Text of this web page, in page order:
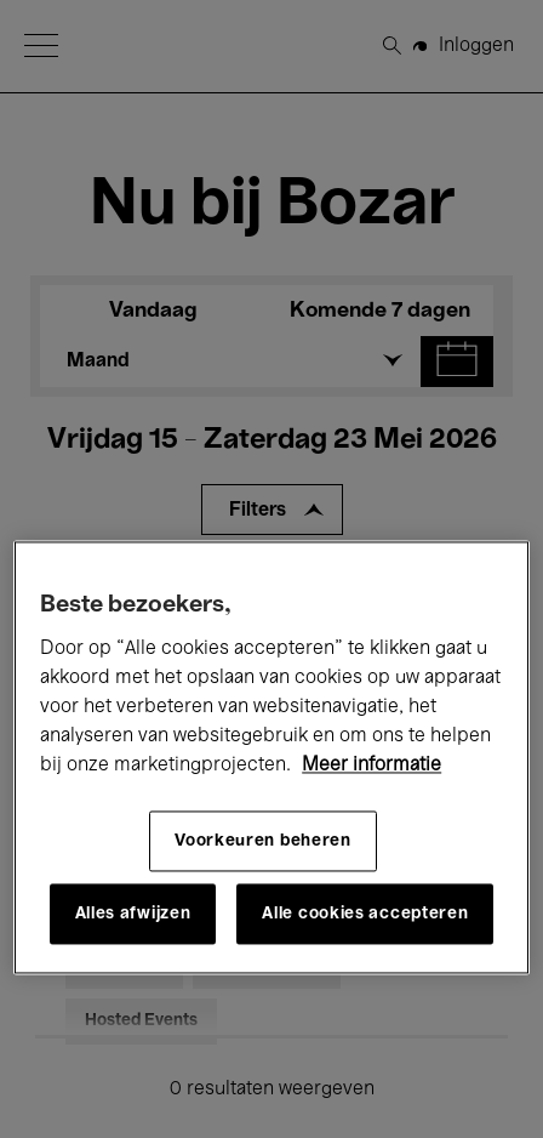
Open Menu
Zoeken
Inloggen
Nu bij Bozar
Vandaag Komende 7 dagen
Maand
Vrijdag 15 - Zaterdag 23 Mei 2026
Filters
Tentoonstellingen Films
Performances Lezingen & Debatten
Jazz Klassieke Muziek Global Music
Elektronische Muziek
Voor iedereen Kids’ Palace
Hosted Events
0 resultaten weergeven
Beste bezoekers,
Door op “Alle cookies accepteren” te klikken gaat u
akkoord met het opslaan van cookies op uw apparaat
voor het verbeteren van websitenavigatie, het
analyseren van websitegebruik en om ons te helpen
bij onze marketingprojecten.
Meer informatie
Voorkeuren beheren
Alles afwijzen Alle cookies accepteren